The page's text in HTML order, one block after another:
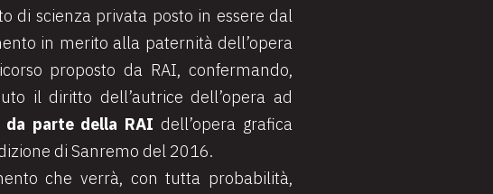
di scienza privata posto in essere dal
in merito alla paternità dell’opera
proposto da RAI, confermando,
il diritto dell’autrice dell’opera ad
parte della RAI dell’opera grafica
di Sanremo del 2016.
che verrà, con tutta probabilità,